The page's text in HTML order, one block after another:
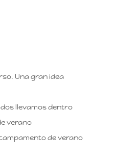
Una gran idea
llevamos dentro
verano
de verano